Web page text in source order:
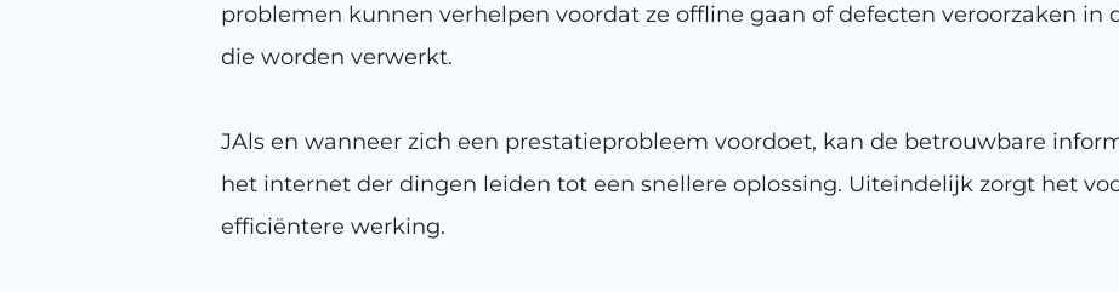
problemen kunnen verhelpen voordat ze offline gaan of defecten veroorzaken in
die worden verwerkt.
JAls en wanneer zich een prestatieprobleem voordoet, kan de betrouwbare
het internet der dingen leiden tot een snellere oplossing. Uiteindelijk zorgt het
efficiëntere werking.